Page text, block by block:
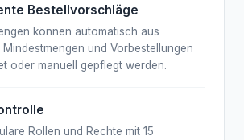
Bestellvorschläge
können automatisch aus
Mindestmengen und Vorbestellungen
oder manuell gepflegt werden.
Rollen und Rechte mit 15